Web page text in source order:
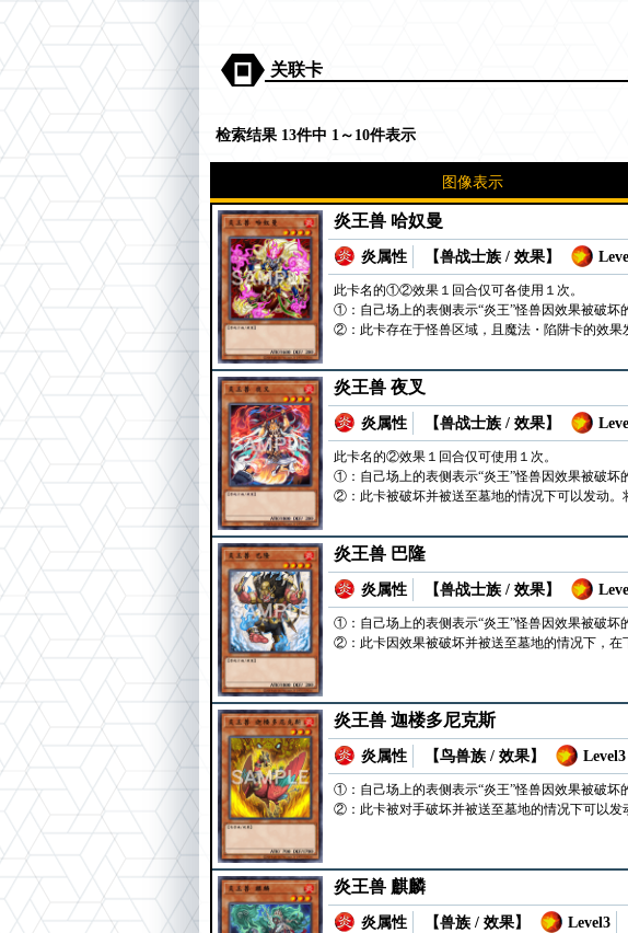
关联卡
检索结果 13件中 1～10件表示
图像表示
炎王兽 哈奴曼
炎属性 【兽战士族 / 效果】
此卡名的①②效果１回合仅可各使用１次。
①：自己场上的表侧表示“炎王”怪兽因效果被破坏
②：此卡存在于怪兽区域，且魔法・陷阱卡的效果
炎王兽 夜叉
炎属性 【兽战士族 / 效果】
此卡名的②效果１回合仅可使用１次。
①：自己场上的表侧表示“炎王”怪兽因效果被破坏
②：此卡被破坏并被送至墓地的情况下可以发动。
炎王兽 巴隆
炎属性 【兽战士族 / 效果】
①：自己场上的表侧表示“炎王”怪兽因效果被破坏
②：此卡因效果被破坏并被送至墓地的情况下，在
炎王兽 迦楼多尼克斯
炎属性 【鸟兽族 / 效果】 Level3
①：自己场上的表侧表示“炎王”怪兽因效果被破坏
②：此卡被对手破坏并被送至墓地的情况下可以发
炎王兽 麒麟
炎属性 【兽族 / 效果】 Level3